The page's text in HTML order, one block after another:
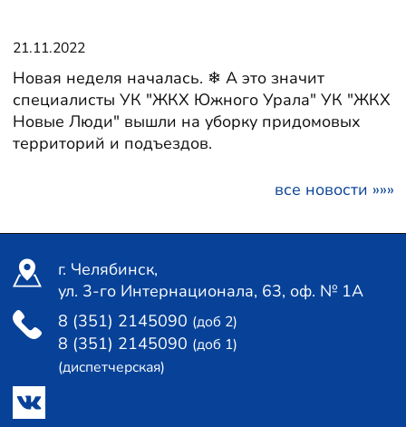
21.11.2022
Новая неделя началась. ❄ А это значит
специалисты УК "ЖКХ Южного Урала" УК "ЖКХ
Новые Люди" вышли на уборку придомовых
территорий и подъездов.
все новости »»»
г. Челябинск,
ул. 3-го Интернационала, 63, оф. № 1А
8 (351) 2145090 (доб 2)
8 (351) 2145090 (доб 1)
(диспетчерская)